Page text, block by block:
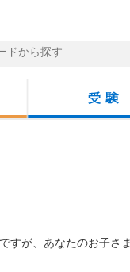
すが、あなたのお子さ